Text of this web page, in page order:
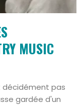
MUSIC
décidément pas
gardée d'un